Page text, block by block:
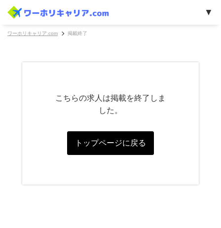
ワーホリキャリア.com 掲載終了
こちらの求人は掲載を終了しま
した。
トップページに戻る